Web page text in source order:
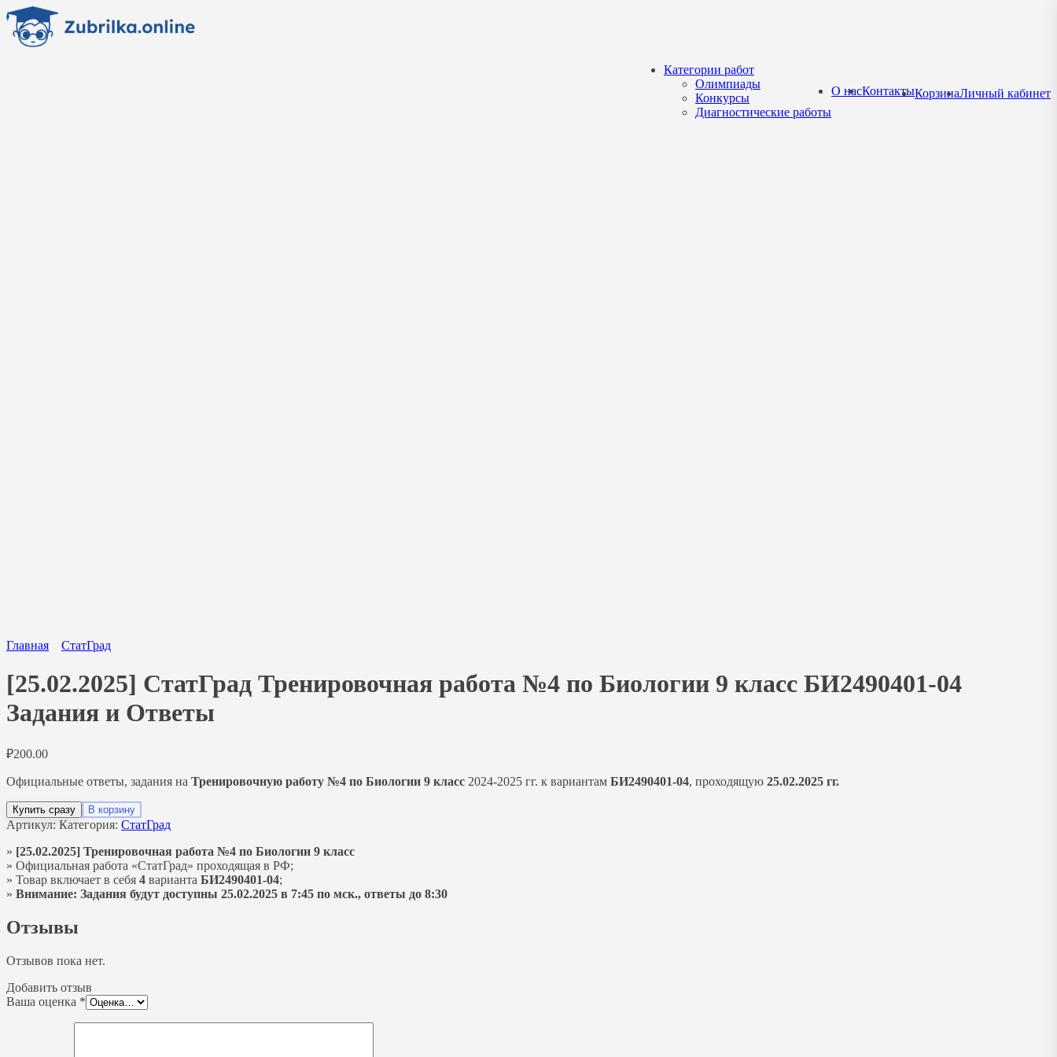
Перейти
содержанию
Категории работ
Олимпиады
Конкурсы
Диагностические работы
О насКонтактыКорзинаЛичный кабинет
Главная СтатГрад
[25.02.2025] СтатГрад Тренировочная работа №4 по Биологии 9 класс БИ2490401-04
Задания и Ответы
₽200.00
Официальные ответы, задания на Тренировочную работу №4 по Биологии 9 класс 2024-2025 гг. к вариантам БИ2490401-04, проходящую 25.02.2025 гг.
Купить сразу В корзину
Артикул: Категория: СтатГрад
» [25.02.2025] Тренировочная работа №4 по Биологии 9 класс
» Официальная работа «СтатГрад» проходящая в РФ;
» Товар включает в себя 4 варианта БИ2490401-04;
» Внимание: Задания будут доступны 25.02.2025 в 7:45 по мск., ответы до 8:30
Отзывы
Отзывов пока нет.
Добавить отзыв
Ваша оценка *